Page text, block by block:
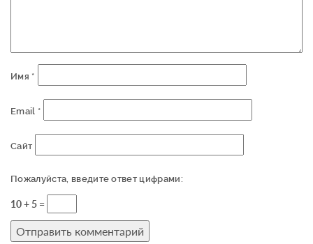
Имя *
Email *
Сайт
Пожалуйста, введите ответ цифрами:
10 + 5 =